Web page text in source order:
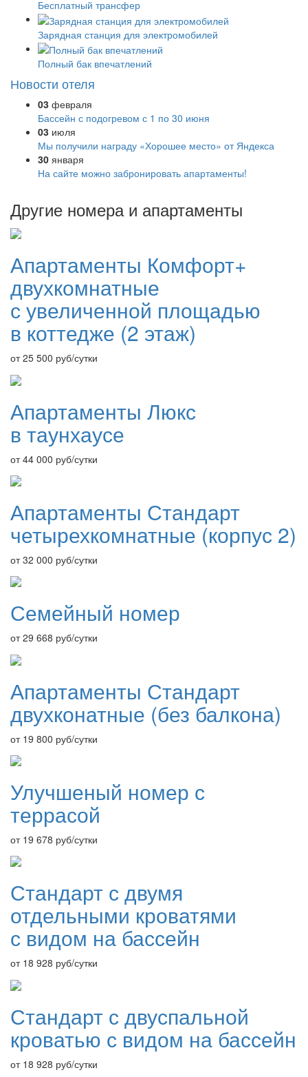
Бесплатный трансфер
Зарядная станция для электромобилей
Полный бак впечатлений
Новости отеля
03 февраля
Бассейн с подогревом с 1 по 30 июня
03 июля
Мы получили награду «Хорошее место» от Яндекса
30 января
На сайте можно забронировать апартаменты!
Другие номера и апартаменты
Апартаменты Комфорт+
двухкомнатные
с увеличенной площадью
в коттедже (2 этаж)
от 25 500 руб/сутки
Апартаменты Люкс
в таунхаусе
от 44 000 руб/сутки
Апартаменты Стандарт
четырехкомнатные (корпус 2)
от 32 000 руб/сутки
Семейный номер
от 29 668 руб/сутки
Апартаменты Стандарт
двухконатные (без балкона)
от 19 800 руб/сутки
Улучшеный номер с
террасой
от 19 678 руб/сутки
Стандарт с двумя
отдельными кроватями
с видом на бассейн
от 18 928 руб/сутки
Стандарт с двуспальной
кроватью с видом на бассейн
от 18 928 руб/сутки